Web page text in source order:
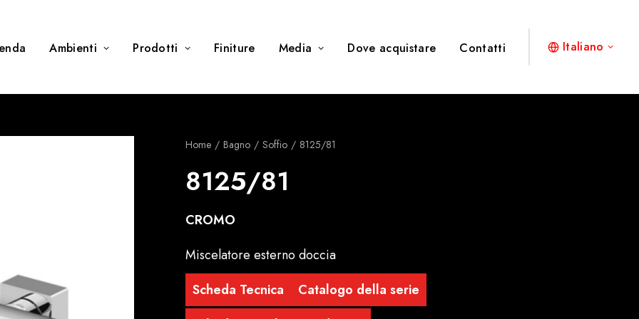
Ambienti Prodotti Finiture Media Dove acquistare Contatti Italiano
Home Bagno Soffio 8125/81
8125/81
CROMO
Miscelatore esterno doccia
Scheda Tecnica
Catalogo della serie